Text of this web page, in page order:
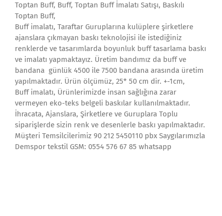
Toptan Buff, Buff, Toptan Buff İmalatı Satışı, Baskılı
Toptan Buff,
Buff imalatı, Taraftar Guruplarına kulüplere şirketlere
ajanslara çıkmayan baskı teknolojisi ile istediğiniz
renklerde ve tasarımlarda boyunluk buff tasarlama baskı
ve imalatı yapmaktayız. Üretim bandımız da buff ve
bandana günlük 4500 ile 7500 bandana arasında üretim
yapılmaktadır. Ürün ölçümüz, 25* 50 cm dir. +-1cm,
Buff imalatı, Ürünlerimizde insan sağlığına zarar
vermeyen eko-teks belgeli baskılar kullanılmaktadır.
İhracata, Ajanslara, Şirketlere ve Guruplara Toplu
siparişlerde sizin renk ve desenlerle baskı yapılmaktadır.
Müşteri Temsilcilerimiz 90 212 5450110 pbx Saygılarımızla
Demspor tekstil GSM: 0554 576 67 85 whatsapp